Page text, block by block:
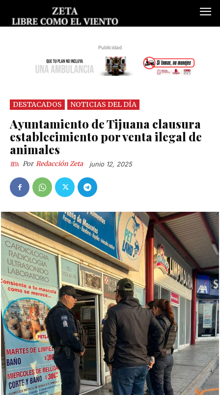
Publicidad
DESTACADOS NOTICIAS DEL DÍA
Ayuntamiento de Tijuana clausura
establecimiento por venta ilegal de
animales
Por Redacción Zeta junio 12, 2025